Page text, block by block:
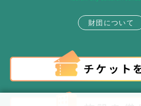
財団について